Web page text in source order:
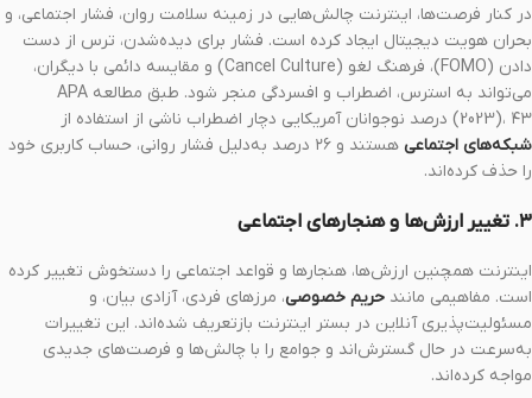
در کنار فرصت‌ها، اینترنت چالش‌هایی در زمینه سلامت روان، فشار اجتماعی، و
بحران هویت دیجیتال ایجاد کرده است. فشار برای دیده‌شدن، ترس از دست
دادن (FOMO)، فرهنگ لغو (Cancel Culture) و مقایسه دائمی با دیگران،
می‌تواند به استرس، اضطراب و افسردگی منجر شود. طبق مطالعه APA
(2023)، ۴۳ درصد نوجوانان آمریکایی دچار اضطراب ناشی از استفاده از
شبکه‌های اجتماعی
هستند و ۲۶ درصد به‌دلیل فشار روانی، حساب کاربری خود
را حذف کرده‌اند.
۳. تغییر ارزش‌ها و هنجارهای اجتماعی
اینترنت همچنین ارزش‌ها، هنجارها و قواعد اجتماعی را دستخوش تغییر کرده
است. مفاهیمی مانند حریم خصوصی، مرزهای فردی، آزادی بیان، و
مسئولیت‌پذیری آنلاین در بستر اینترنت بازتعریف شده‌اند. این تغییرات
به‌سرعت در حال گسترش‌اند و جوامع را با چالش‌ها و فرصت‌های جدیدی
مواجه کرده‌اند.